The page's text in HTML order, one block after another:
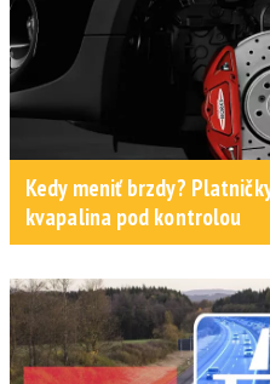
Kedy meniť brzdy?
kvapalina pod kontrolou